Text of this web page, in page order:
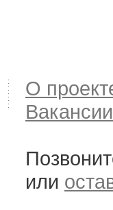
О
Вакансии
или